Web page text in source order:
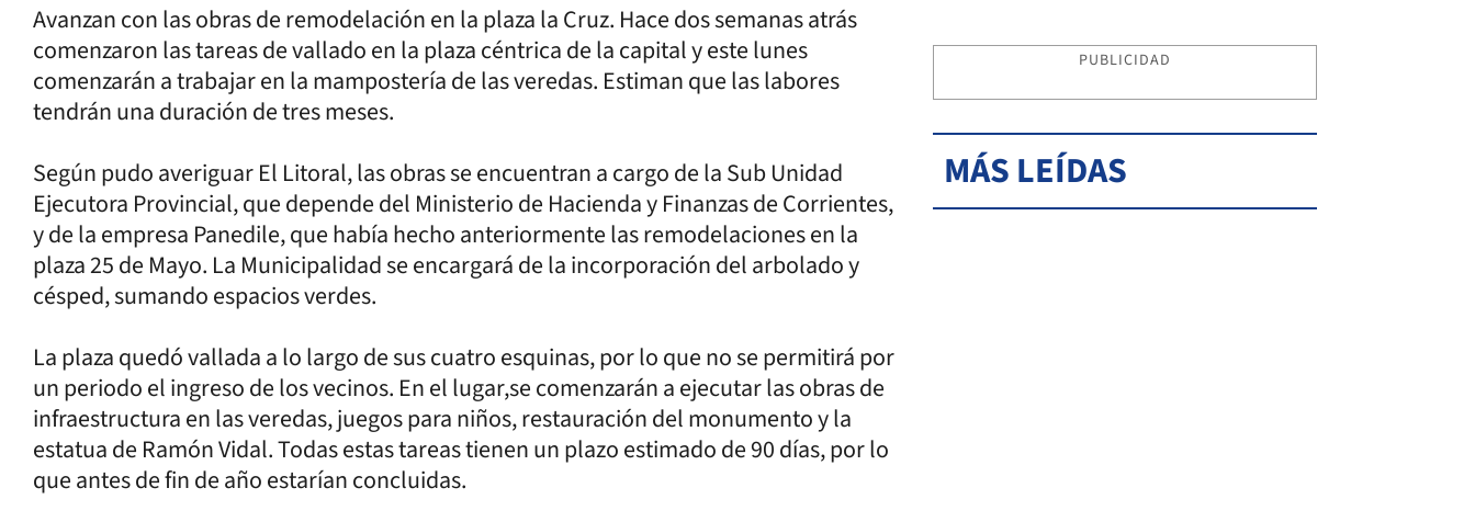
Avanzan con las obras de remodelación en la plaza la Cruz. Hace dos semanas atrás
comenzaron las tareas de vallado en la plaza céntrica de la capital y este lunes
comenzarán a trabajar en la mampostería de las veredas. Estiman que las labores
tendrán una duración de tres meses.
Según pudo averiguar El Litoral, las obras se encuentran a cargo de la Sub Unidad
Ejecutora Provincial, que depende del Ministerio de Hacienda y Finanzas de Corrientes,
y de la empresa Panedile, que había hecho anteriormente las remodelaciones en la
plaza 25 de Mayo. La Municipalidad se encargará de la incorporación del arbolado y
césped, sumando espacios verdes.
La plaza quedó vallada a lo largo de sus cuatro esquinas, por lo que no se permitirá por
un periodo el ingreso de los vecinos. En el lugar,se comenzarán a ejecutar las obras de
infraestructura en las veredas, juegos para niños, restauración del monumento y la
estatua de Ramón Vidal. Todas estas tareas tienen un plazo estimado de 90 días, por lo
que antes de fin de año estarían concluidas.
PUBLICIDAD
MÁS LEÍDAS